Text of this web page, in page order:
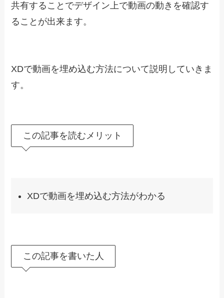
共有することでデザイン上で動画の動きを確認す
ることが出来ます。
XDで動画を埋め込む方法について説明していきま
す。
この記事を読むメリット
XDで動画を埋め込む方法がわかる
この記事を書いた人